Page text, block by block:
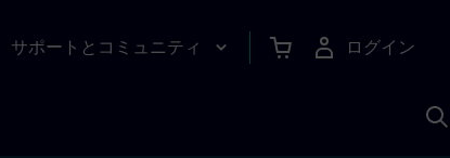
サポートとコミュニティ ログイン